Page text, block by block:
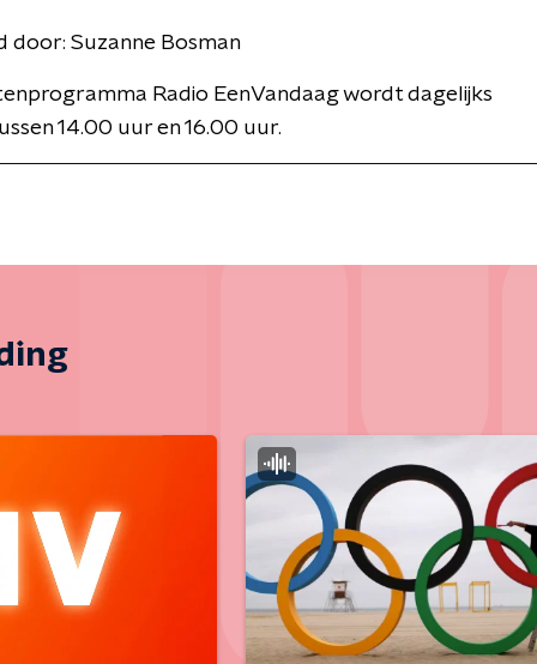
door: Suzanne Bosman
Radio EenVandaag wordt dagelijks
14.00 uur en 16.00 uur.